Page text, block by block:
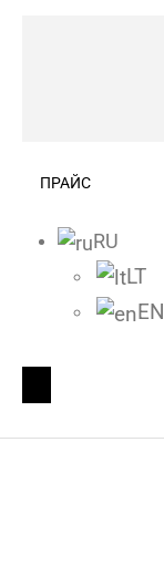
ПРАЙС
RU
LT
EN